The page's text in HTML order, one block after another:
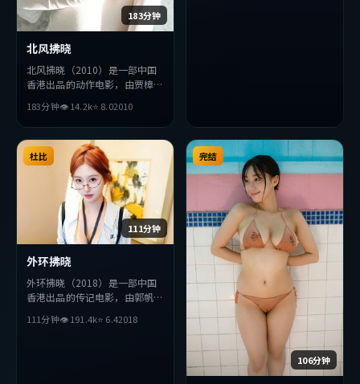
183分钟
北风拂晓
北风拂晓（2010）是一部中国
香港出品的动作电影，由贾樟柯
等主演。影片在叙事与视听上力
求突破，探讨人性与抉择，节奏
张弛有度，适合喜欢该类型的观
众完整观看。
183分钟👁14.2k⭐ 8.02010
111分钟
杜比
外环拂晓
外环拂晓（2018）是一部中国
香港出品的传记电影，由郭帆执
等主演。影片在叙事与视听上力
111分钟👁191.4k⭐ 6.42018
106分钟
完结